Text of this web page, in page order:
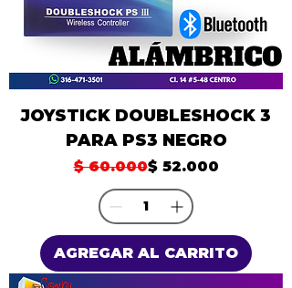
JOYSTICK DOUBLESHOCK 3
PARA PS3 NEGRO
Precio
$ 60.000Precio de oferta
$ 52.000
AGREGAR AL CARRITO